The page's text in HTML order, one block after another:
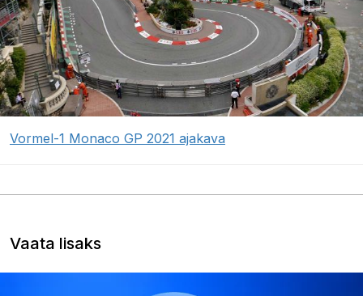
Vormel-1 Monaco GP 2021 ajakava
Vaata lisaks